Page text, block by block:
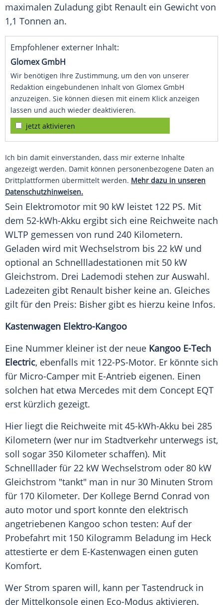
maximalen Zuladung gibt Renault ein Gewicht von
1,1 Tonnen an.
Empfohlener externer Inhalt:
Glomex GmbH
Wir benötigen Ihre Zustimmung, um den von unserer
Redaktion eingebundenen Inhalt von Glomex GmbH
anzuzeigen. Sie können diesen mit einem Klick anzeigen
lassen und auch wieder deaktivieren.
jetzt aktivieren
Ich bin damit einverstanden, dass mir externe Inhalte
angezeigt werden. Damit können personenbezogene Daten an
Drittplattformen übermittelt werden. Mehr dazu in unseren
Datenschutzhinweisen.
Sein Elektromotor mit 90 kW leistet 122 PS. Mit
dem 52-kWh-Akku ergibt sich eine Reichweite nach
WLTP gemessen von rund 240 Kilometern.
Geladen wird mit Wechselstrom bis 22 kW und
optional an Schnellladestationen mit 50 kW
Gleichstrom. Drei Lademodi stehen zur Auswahl.
Ladezeiten gibt Renault bisher keine an. Gleiches
gilt für den Preis: Bisher gibt es hierzu keine Infos.
Kastenwagen Elektro-Kangoo
Eine Nummer kleiner ist der neue Kangoo E-Tech
Electric, ebenfalls mit 122-PS-Motor. Er könnte sich
für Micro-Camper mit E-Antrieb eigenen. Einen
solchen hat etwa Mercedes mit dem Concept EQT
erst kürzlich gezeigt.
Hier liegt die Reichweite mit 45-kWh-Akku bei 285
Kilometern (wer nur im Stadtverkehr unterwegs ist,
soll sogar 350 Kilometer schaffen). Mit
Schnelllader für 22 kW Wechselstrom oder 80 kW
Gleichstrom "tankt" man in nur 30 Minuten Strom
für 170 Kilometer. Der Kollege Bernd Conrad von
auto motor und sport konnte den elektrisch
angetriebenen Kangoo schon testen: Auf der
Probefahrt mit 150 Kilogramm Beladung im Heck
attestierte er dem E-Kastenwagen einen guten
Komfort.
Wer Strom sparen will, kann per Tastendruck in
der Mittelkonsole einen Eco-Modus aktivieren.